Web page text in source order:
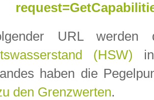
URL
(HSW)
haben die
den Grenzwerten.